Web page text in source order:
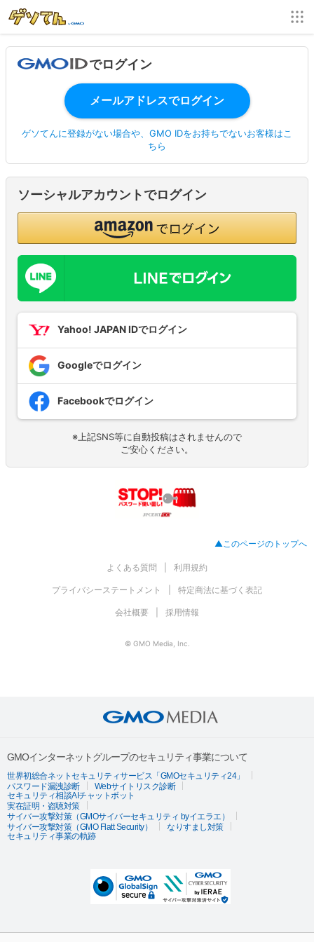
でログイン
ゲソてんに登録がない場合や、GMO IDをお持ちでないお客様はこ
ちら
ソーシャルアカウントでログイン
Yahoo! JAPAN IDでログイン
Googleでログイン
Facebookでログイン
※上記SNS等に自動投稿はされませんので
ご安心ください。
▲このページのトップへ
よくある質問 利用規約
プライバシーステートメント 特定商法に基づく表記
会社概要 採用情報
© GMO Media, Inc.
GMOインターネットグループのセキュリティ事業について
世界初総合ネットセキュリティサービス「GMOセキュリティ24」
パスワード漏洩診断
Webサイトリスク診断
セキュリティ相談AIチャットボット
実在証明・盗聴対策
サイバー攻撃対策（GMOサイバーセキュリティ byイエラエ）
サイバー攻撃対策（GMO Flatt Security）
なりすまし対策
セキュリティ事業の軌跡